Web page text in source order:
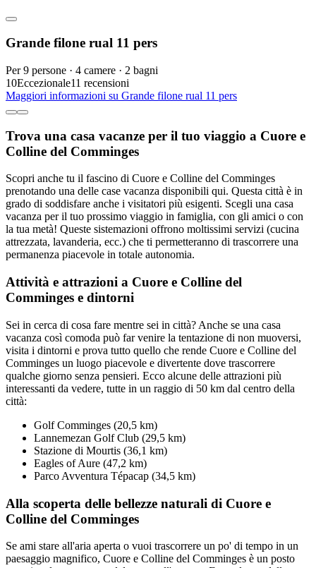
Grande filone rual 11 pers
Per 9 persone · 4 camere · 2 bagni
10Eccezionale11 recensioni
Maggiori informazioni su Grande filone rual 11 pers
Trova una casa vacanze per il tuo viaggio a Cuore e
Colline del Comminges
Scopri anche tu il fascino di Cuore e Colline del Comminges
prenotando una delle case vacanza disponibili qui. Questa città è in
grado di soddisfare anche i visitatori più esigenti. Scegli una casa
vacanza per il tuo prossimo viaggio in famiglia, con gli amici o con
la tua metà! Queste sistemazioni offrono moltissimi servizi (cucina
attrezzata, lavanderia, ecc.) che ti permetteranno di trascorrere una
permanenza piacevole in totale autonomia.
Attività e attrazioni a Cuore e Colline del
Comminges e dintorni
Sei in cerca di cosa fare mentre sei in città? Anche se una casa
vacanza così comoda può far venire la tentazione di non muoversi,
visita i dintorni e prova tutto quello che rende Cuore e Colline del
Comminges un luogo piacevole e divertente dove trascorrere
qualche giorno senza pensieri. Ecco alcune delle attrazioni più
interessanti da vedere, tutte in un raggio di 50 km dal centro della
città:
Golf Comminges (20,5 km)
Lannemezan Golf Club (29,5 km)
Stazione di Mourtis (36,1 km)
Eagles of Aure (47,2 km)
Parco Avventura Tépacap (34,5 km)
Alla scoperta delle bellezze naturali di Cuore e
Colline del Comminges
Se ami stare all'aria aperta o vuoi trascorrere un po' di tempo in un
paesaggio magnifico, Cuore e Colline del Comminges è un posto